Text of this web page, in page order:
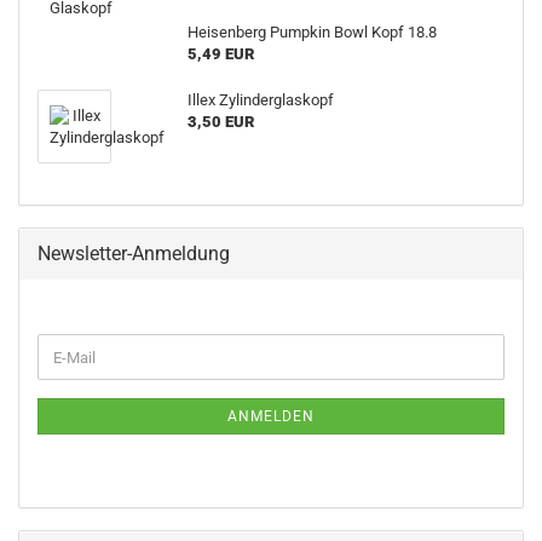
Heisenberg Pumpkin Bowl Kopf 18.8
5,49 EUR
Illex Zylinderglaskopf
3,50 EUR
Newsletter-Anmeldung
ZUR
E-
Mail
ANMELDEN